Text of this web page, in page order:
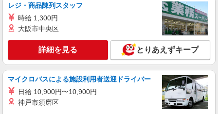
滝野／4名急募！シニア向けマンションSTAFF
時給1500円〜2125円 ＜日払い有/週払い有/交
通費全支給(ガソリン代含む)＞
加東市 ≪最寄り駅≫滝野
キープ 詳細を見る
派遣社員
株式会社kotrio /●KB-H-1877671
レジ・商品陳列スタッフ
時給 1,300円
大阪市中央区
詳細を見る とりあえずキープ
マイクロバスによる施設利用者送迎ドライバー
日給 10,900円〜10,900円
神戸市須磨区